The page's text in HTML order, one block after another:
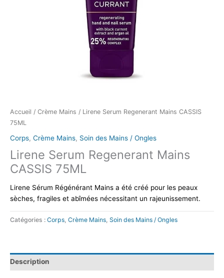
Accueil / Crème Mains / Lirene Serum Regenerant Mains CASSIS
75ML
Corps, Crème Mains, Soin des Mains / Ongles
Lirene Serum Regenerant Mains
CASSIS 75ML
Lirene Sérum Régénérant Mains a été créé pour les peaux
sèches, fragiles et abîmées nécessitant un rajeunissement.
Catégories : Corps Crème Mains Soin des Mains / Ongles
Description